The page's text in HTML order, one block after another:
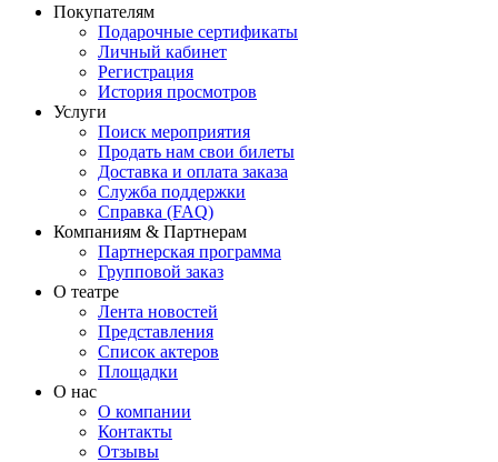
Покупателям
Подарочные сертификаты
Личный кабинет
Регистрация
История просмотров
Услуги
Поиск мероприятия
Продать нам свои билеты
Доставка и оплата заказа
Служба поддержки
Справка (FAQ)
Компаниям & Партнерам
Партнерская программа
Групповой заказ
О театре
Лента новостей
Представления
Список актеров
Площадки
О нас
О компании
Контакты
Отзывы